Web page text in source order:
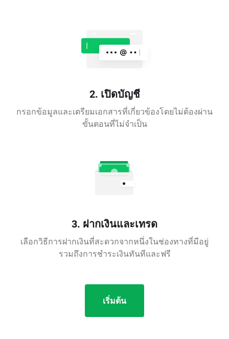
2. เปิดบัญชี
กรอกข้อมูลและเตรียมเอกสารที่เกี่ยวข้องโดยไม่ต้องผ่าน
ขั้นตอนที่ไม่จำเป็น
3. ฝากเงินและเทรด
เลือกวิธีการฝากเงินที่สะดวกจากหนึ่งในช่องทางที่มีอยู่
รวมถึงการชำระเงินทันทีและฟรี
เริ่มต้น